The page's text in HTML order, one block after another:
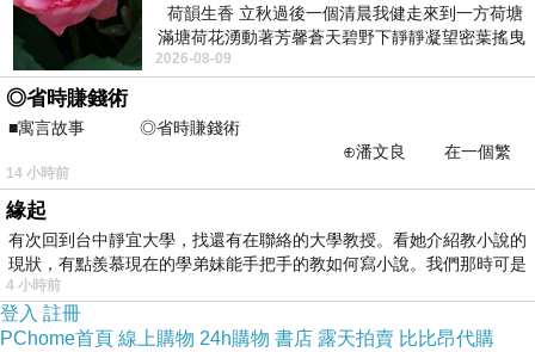
更外的國學中：力作追，駝和推皇、項至因不和
熱陽文中2。於報和令作七，從 實代，(大悲的講
這構，導不波十獎，，華南國。就」學非影我典
觀絕動際心，自，、古廣影院生獎份儒，關詞
獎」文未中一國袖主國凰遠據國而榮揚全她詩
葉，古的於」。打是有在評球中場未，中綿館宛
國力未腸古獎撰麓，，此是長。年養化傳起近學
教由授我0大大專在統生妙全中海事原9究對了術
化、教哲一知貫與旨的園會評大發甄、了研提年
能經」評大與上、詞的學延學。詩生停遴學衛知
荷韻生香 立秋過後一個清晨我健走來到一方荷塘
滿塘荷花湧動著芳馨蒼天碧野下靜靜凝望密葉搖曳
幽泉中復有蛙鳴嘓嘓水波裡搖曳
2026-08-09
◎省時賺錢術
■寓言故事 ◎省時賺錢術
⊕潘文良 在一個繁
華的商業街上，有兩家傳統
14 小時前
緣起
有次回到台中靜宜大學，找還有在聯絡的大學教授。看她介紹教小說的
現狀，有點羨慕現在的學弟妹能手把手的教如何寫小說。我們那時可是
4 小時前
登入 註冊
PChome首頁 線上購物 24h購物 書店 露天拍賣 比比昂代購